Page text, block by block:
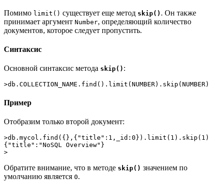
Помимо limit() существует еще метод skip() . Он также
принимает аргумент Number, определяющий количество
документов, которое следует пропустить.
Синтаксис
Основной синтаксис метода skip() :
>db.COLLECTION_NAME.find().limit(NUMBER).skip(NUMBER)
Пример
Отобразим только второй документ:
>db.mycol.find({},{"title":1,_id:0}).limit(1).skip(1)
{"title":"NoSQL Overview"}
>
Обратите внимание, что в методе skip() значением по
умолчанию является 0.